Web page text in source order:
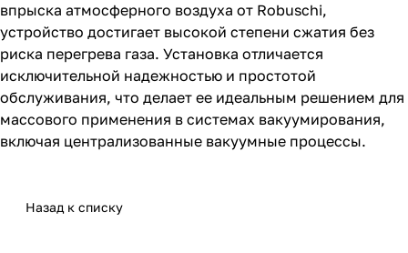
впрыска атмосферного воздуха от Robuschi,
устройство достигает высокой степени сжатия без
риска перегрева газа. Установка отличается
исключительной надежностью и простотой
обслуживания, что делает ее идеальным решением для
массового применения в системах вакуумирования,
включая централизованные вакуумные процессы.
Назад к списку